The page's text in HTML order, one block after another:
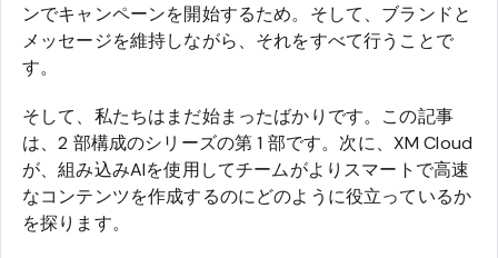
ンでキャンペーンを開始するため。そして、ブランドと
メッセージを維持しながら、それをすべて行うことで
す。
そして、私たちはまだ始まったばかりです。この記事
は、2 部構成のシリーズの第 1 部です。次に、XM Cloud
が、組み込みAIを使用してチームがよりスマートで高速
なコンテンツを作成するのにどのように役立っているか
を探ります。